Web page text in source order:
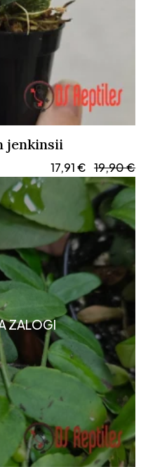
jenkinsii
17,91€ 19,90€
ZALOGI